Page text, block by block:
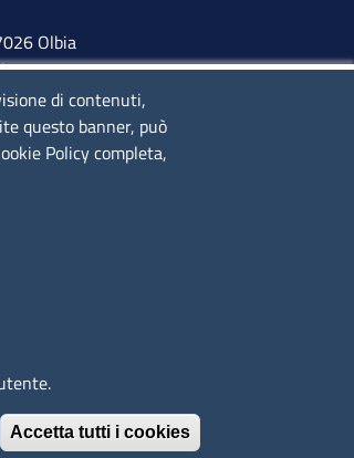
Olbia
0789 69580
- 12,00; lunedì pomeriggio: 16,00 -
da
di contenuti,
questo banner, può
Policy completa,
Accetta tutti i cookies